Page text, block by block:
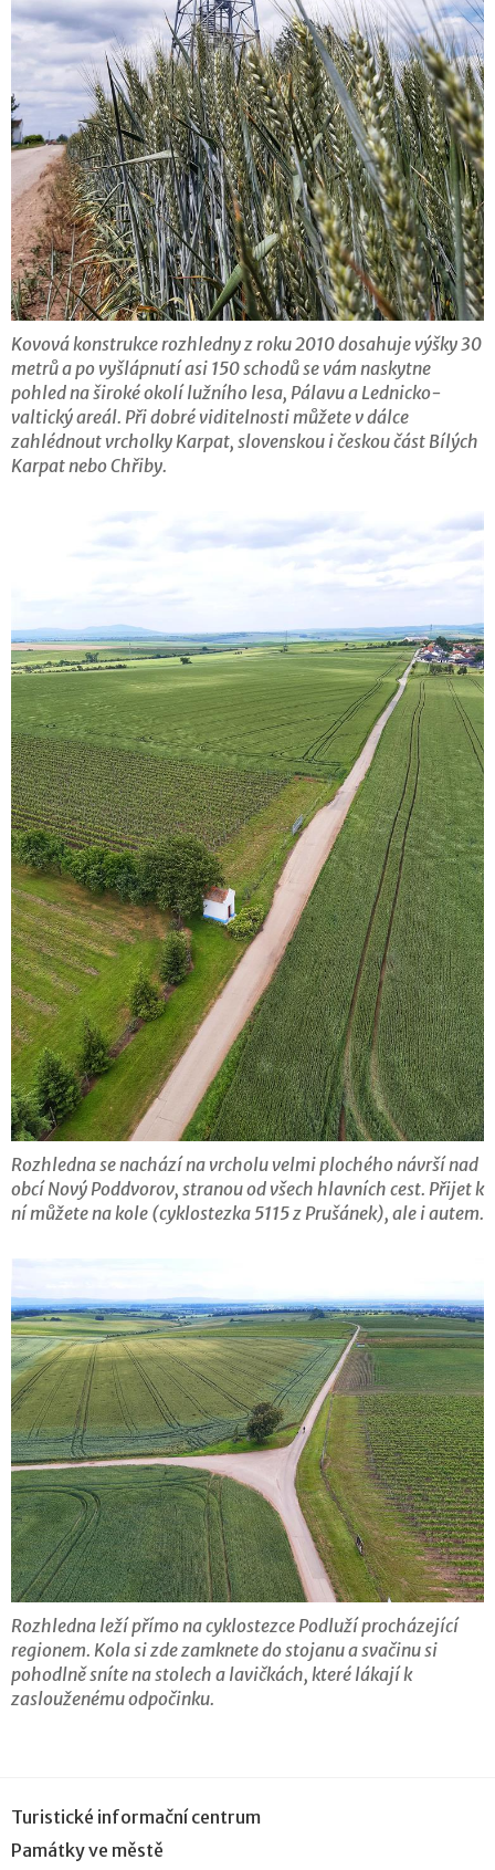
Kovová konstrukce rozhledny z roku 2010 dosahuje výšky 30
metrů a po vyšlápnutí asi 150 schodů se vám naskytne
pohled na široké okolí lužního lesa, Pálavu a Lednicko-
valtický areál. Při dobré viditelnosti můžete v dálce
zahlédnout vrcholky Karpat, slovenskou i českou část Bílých
Karpat nebo Chřiby.
Rozhledna se nachází na vrcholu velmi plochého návrší nad
obcí Nový Poddvorov, stranou od všech hlavních cest. Přijet k
ní můžete na kole (cyklostezka 5115 z Prušánek), ale i autem.
Rozhledna leží přímo na cyklostezce Podluží procházející
regionem. Kola si zde zamknete do stojanu a svačinu si
pohodlně sníte na stolech a lavičkách, které lákají k
zaslouženému odpočinku.
Turistické informační centrum
Památky ve městě